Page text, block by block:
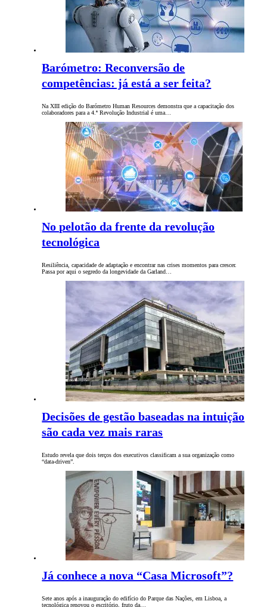
Barómetro: Reconversão de
competências: já está a ser feita?
Na XIII edição do Barómetro Human Resources demonstra que a capacitação dos
colaboradores para a 4.ª Revolução Industrial é uma…
No pelotão da frente da revolução
tecnológica
Resiliência, capacidade de adaptação e encontrar nas crises momentos para crescer.
Passa por aqui o segredo da longevidade da Garland…
Decisões de gestão baseadas na intuição
são cada vez mais raras
Estudo revela que dois terços dos executivos classificam a sua organização como
“data-driven”.
Já conhece a nova “Casa Microsoft”?
Sete anos após a inauguração do edifício do Parque das Nações, em Lisboa, a
tecnológica renovou o escritório, fruto da…